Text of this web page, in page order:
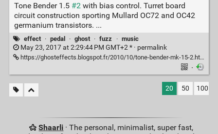
Tone Bender 1.5 #2 with bias control. Turret board
circuit construction sporting Mullard OC72 and OC42
germanium transistors. ...
effect · pedal · ghost · fuzz · music
May 23, 2017 at 2:29:44 PM GMT+2 * · permalink
https://ghosteffects.blogspot.fr/2010/10/tone-bender-mk-15-2.html?m=1
·
20 50 100
Shaarli · The personal, minimalist, super fast,